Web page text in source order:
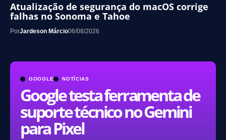
GOOGLE NOTÍCIAS
Google testa ferramenta de
suporte técnico no Gemini
para Pixel
Atualização de segurança do macOS corrige
falhas no Sonoma e Tahoe
PorJardeson Márcio06/08/2026